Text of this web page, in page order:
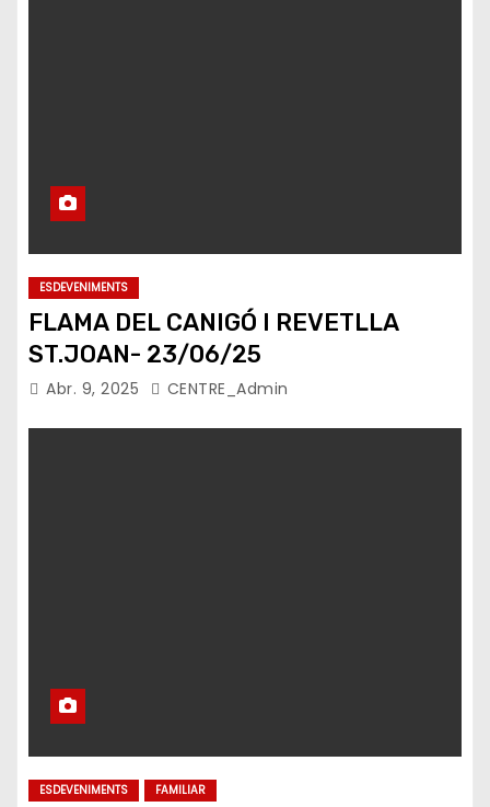
ESDEVENIMENTS
FLAMA DEL CANIGÓ I REVETLLA
ST.JOAN- 23/06/25
Abr. 9, 2025 CENTRE_Admin
ESDEVENIMENTS FAMILIAR